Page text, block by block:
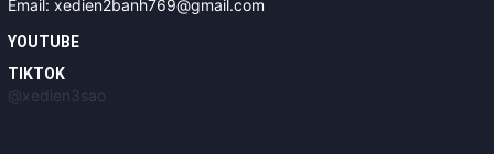
Email: xedien2banh769@gmail.com
YOUTUBE
TIKTOK
@xedien3sao